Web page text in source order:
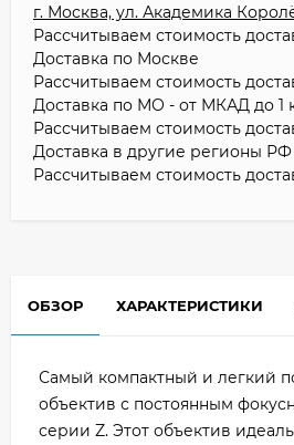
г. Москва, ул. Академика
Рассчитываем стоимость
Доставка по Москве
Рассчитываем стоимость
Доставка по МО - от МКАД до 1
Рассчитываем стоимость
Доставка в другие регионы
Рассчитываем стоимость
ОБЗОР ХАРАКТЕРИСТИКИ
Самый компактный и легкий
объектив с постоянным
серии Z. Этот объектив